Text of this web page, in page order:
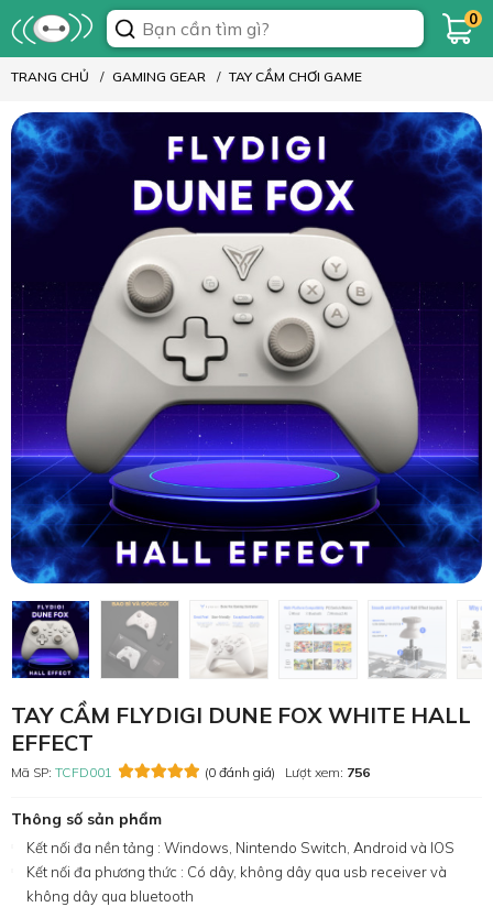
0
TRANG CHỦ GAMING GEAR TAY CẦM CHƠI GAME
TAY CẦM FLYDIGI DUNE FOX WHITE HALL
EFFECT
Mã SP: TCFD001 (0 đánh giá) Lượt xem: 756
Thông số sản phẩm
Kết nối đa nền tảng : Windows, Nintendo Switch, Android và IOS
Kết nối đa phương thức : Có dây, không dây qua usb receiver và
không dây qua bluetooth